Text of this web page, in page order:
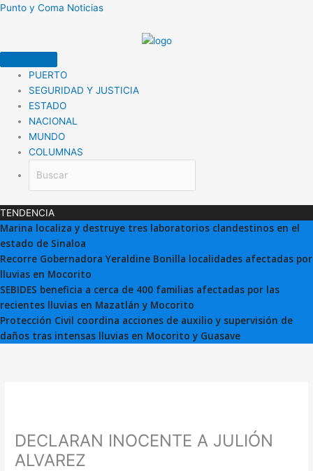
Ir
Punto y Coma Noticias
PUERTO
SEGURIDAD Y JUSTICIA
ESTADO
NACIONAL
MUNDO
COLUMNAS
TENDENCIA
Marina localiza y destruye tres laboratorios clandestinos en el
estado de Sinaloa
Recorre Gobernadora Yeraldine Bonilla localidades afectadas por
lluvias en Mocorito
SEBIDES beneficia a cerca de 400 familias afectadas por las
recientes lluvias en Mazatlán y Mocorito
Protección Civil coordina acciones de auxilio y supervisión de
daños tras intensas lluvias en Mocorito y Guasave
DECLARAN INOCENTE A JULIÓN
ALVAREZ